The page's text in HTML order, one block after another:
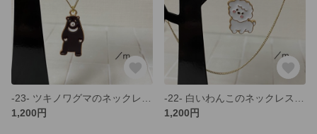
1,200円
1,200円